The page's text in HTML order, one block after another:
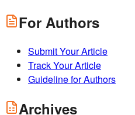
For Authors
Submit Your Article
Track Your Article
Guideline for Authors
Archives